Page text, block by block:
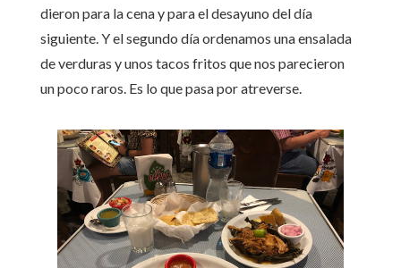
dieron para la cena y para el desayuno del día
siguiente. Y el segundo día ordenamos una ensalada
de verduras y unos tacos fritos que nos parecieron
un poco raros. Es lo que pasa por atreverse.